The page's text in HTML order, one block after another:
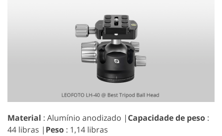
Material : Alumínio anodizado | Capacidade de peso :
44 libras | Peso : 1,14 libras